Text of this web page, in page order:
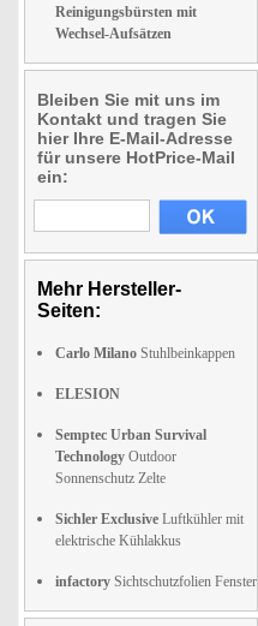
Reinigungsbürsten mit
Wechsel-Aufsätzen
Bleiben Sie mit uns im
Kontakt und tragen Sie
hier Ihre E-Mail-Adresse
für unsere HotPrice-Mail
ein:
Mehr Hersteller-
Seiten:
Carlo Milano Stuhlbeinkappen
ELESION
Semptec Urban Survival
Technology Outdoor
Sonnenschutz Zelte
Sichler Exclusive Luftkühler mit
elektrische Kühlakkus
infactory Sichtschutzfolien Fenster